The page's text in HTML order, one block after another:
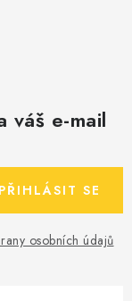
váš e-mail
osobních údajů
PŘIHLÁSIT SE